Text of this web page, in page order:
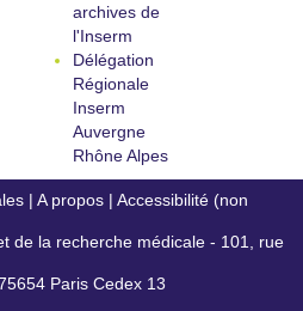
archives de
l'Inserm
Délégation
Régionale
Inserm
Auvergne
Rhône Alpes
| A propos | Accessibilité (non
de la recherche médicale - 101, rue
Paris Cedex 13